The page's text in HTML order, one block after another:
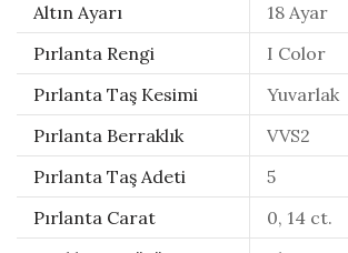
Altın Ayarı
18 Ayar
Pırlanta Rengi
I Color
Pırlanta Taş Kesimi
Yuvarlak
Pırlanta Berraklık
VVS2
Pırlanta Taş Adeti
5
Pırlanta Carat
0, 14 ct.